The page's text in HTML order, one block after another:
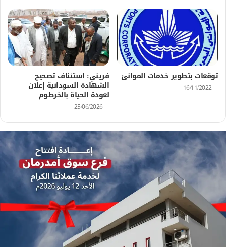
توقعات بتطوير خدمات الموانئ
16/11/2022
فريني: استئناف تصحيح
الشهادة السودانية إعلان
لعودة الحياة بالخرطوم
25/06/2026